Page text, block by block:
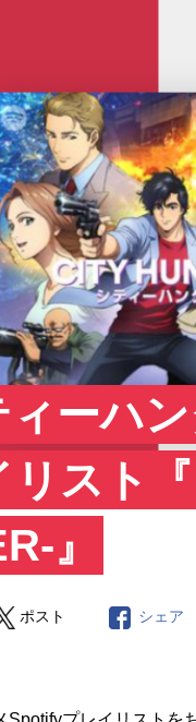
ィーハ
スト
』
ポスト シェア